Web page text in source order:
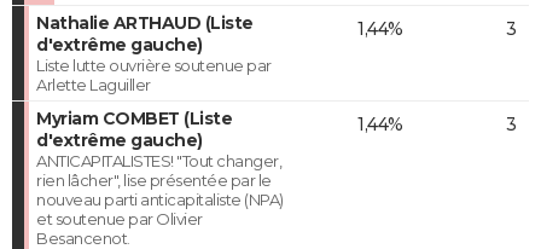
Nathalie ARTHAUD (Liste
d'extrême gauche)
Liste lutte ouvrière soutenue par
Arlette Laguiller
1,44% 3
Myriam COMBET (Liste
d'extrême gauche)
ANTICAPITALISTES! "Tout changer,
rien lâcher", lise présentée par le
nouveau parti anticapitaliste (NPA)
et soutenue par Olivier
Besancenot.
1,44% 3